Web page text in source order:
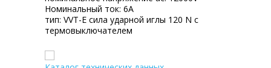
Номинальный ток: 6A
тип: VVT-E сила ударной иглы 120 N с
термовыключателем